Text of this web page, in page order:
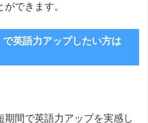
できます。
で英語力アップしたい方は
期間で英語力アップを実感し